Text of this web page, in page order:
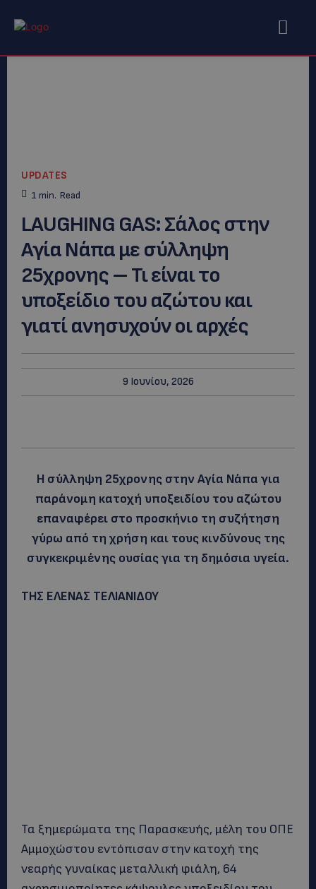
UPDATES
1 min. Read
LAUGHING GAS: Σάλος στην
Αγία Νάπα με σύλληψη
25χρονης – Τι είναι το
υποξείδιο του αζώτου και
γιατί ανησυχούν οι αρχές
9 Ιουνίου, 2026
Η σύλληψη 25χρονης στην Αγία Νάπα για
παράνομη κατοχή υποξειδίου του αζώτου
επαναφέρει στο προσκήνιο τη συζήτηση
γύρω από τη χρήση και τους κινδύνους της
συγκεκριμένης ουσίας για τη δημόσια υγεία.
ΤΗΣ ΕΛΕΝΑΣ ΤΕΛΙΑΝΙΔΟΥ
Τα ξημερώματα της Παρασκευής, μέλη του ΟΠΕ
Αμμοχώστου εντόπισαν στην κατοχή της
νεαρής γυναίκας μεταλλική φιάλη, 64